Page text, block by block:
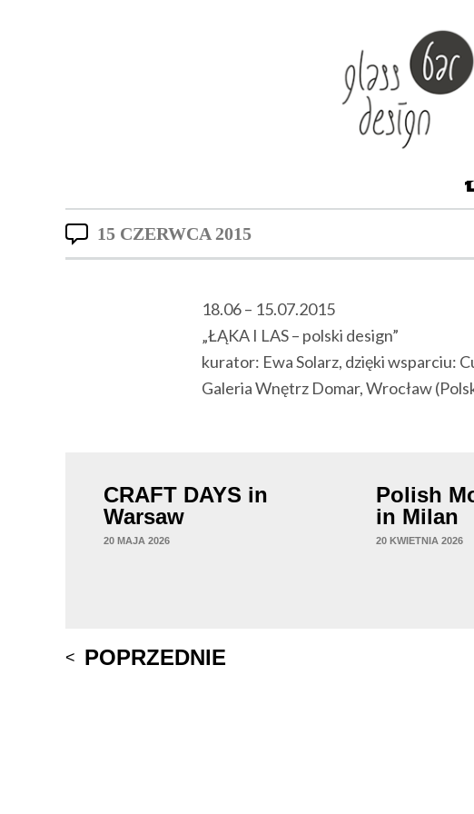
15 CZERWCA 2015
18.06 – 15.07.2015
„ŁĄKA I LAS – polski design”
kurator: Ewa Solarz, dzięki wsparciu:
Galeria Wnętrz Domar, Wrocław
CRAFT DAYS in
Warsaw
20 MAJA 2026
Polish
in Milan
20 KWIETNIA 2026
Post
POPRZEDNIE